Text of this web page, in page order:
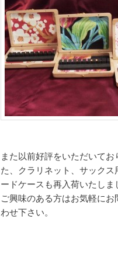
ョ
ン
また以前好評をいただいてお
た、クラリネット、サックス
ードケースも再入荷いたしま
ご興味のある方はお気軽にお
わせ下さい。